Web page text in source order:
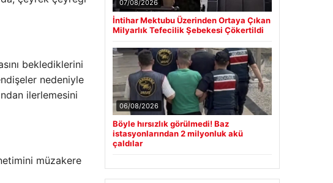
beklediklerini
nedeniyle
ilerlemesini
müzakere
07/08/2026
İntihar Mektubu Üzerinden Ortaya Çıkan
Milyarlık Tefecilik Şebekesi Çökertildi
06/08/2026
Böyle hırsızlık görülmedi! Baz
istasyonlarından 2 milyonluk akü
çaldılar